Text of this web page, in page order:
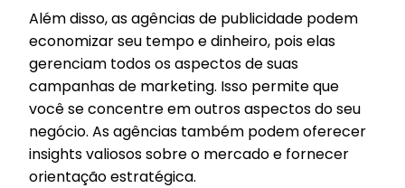
Além disso, as agências de publicidade podem
economizar seu tempo e dinheiro, pois elas
gerenciam todos os aspectos de suas
campanhas de marketing. Isso permite que
você se concentre em outros aspectos do seu
negócio. As agências também podem oferecer
insights valiosos sobre o mercado e fornecer
orientação estratégica.